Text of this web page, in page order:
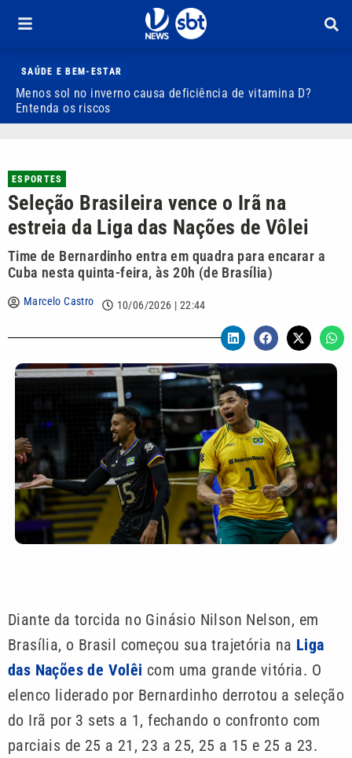
SAÚDE E BEM-ESTAR
Menos sol no inverno causa deficiência de vitamina D?
Entenda os riscos
ESPORTES
Seleção Brasileira vence o Irã na
estreia da Liga das Nações de Vôlei
Time de Bernardinho entra em quadra para encarar a
Cuba nesta quinta-feira, às 20h (de Brasília)
Marcelo Castro 10/06/2026 | 22:44
Diante da torcida no Ginásio Nilson Nelson, em
Brasília, o Brasil começou sua trajetória na Liga
das Nações de Volêi com uma grande vitória. O
elenco liderado por Bernardinho derrotou a seleção
do Irã por 3 sets a 1, fechando o confronto com
parciais de 25 a 21, 23 a 25, 25 a 15 e 25 a 23.